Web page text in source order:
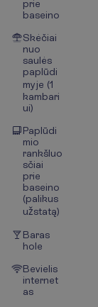
prie
baseino
Skėčiai
nuo
saulės
paplūdi
myje (1
kambari
ui)
Paplūdi
mio
rankšluo
sčiai
prie
baseino
(palikus
užstatą)
Baras
hole
Bevielis
internet
as